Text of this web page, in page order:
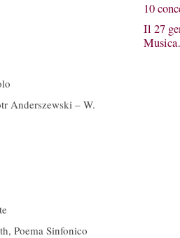
Anderszewski – W.
Poema Sinfonico
10
Il 27